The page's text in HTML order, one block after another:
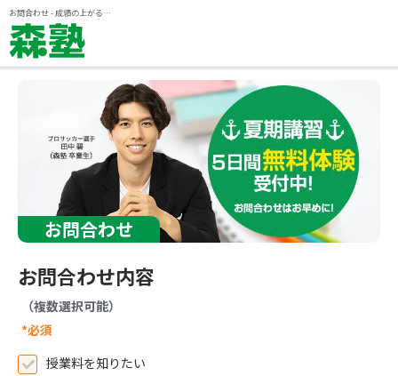
お問合わせ - 成績の上がる個別指導塾『森塾』
お問合わせ
お問合わせ内容
（複数選択可能）
*必須
授業料を知りたい